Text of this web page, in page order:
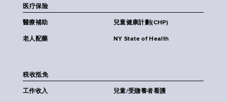
医疗保险
醫療補助 兒童健康計劃(CHP)
老人配藥 NY State of Health
税收抵免
工作收入 兒童/受贍養者看護